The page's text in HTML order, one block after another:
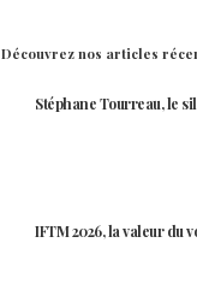
Découvrez nos articles
Stéphane Tourreau, le
IFTM 2026, la valeur du